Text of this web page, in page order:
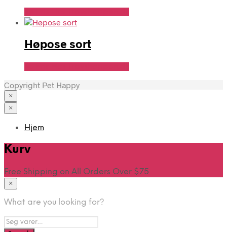
Høpose sort
Copyright Pet Happy
×
×
Hjem
Kurv
Free Shipping on All Orders Over $75
×
What are you looking for?